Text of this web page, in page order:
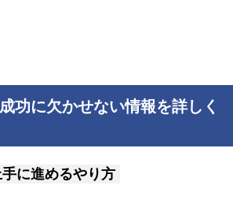
功に欠かせない情報を詳しく
に進めるやり方